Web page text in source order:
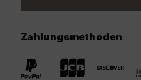
Zahlungsmethoden